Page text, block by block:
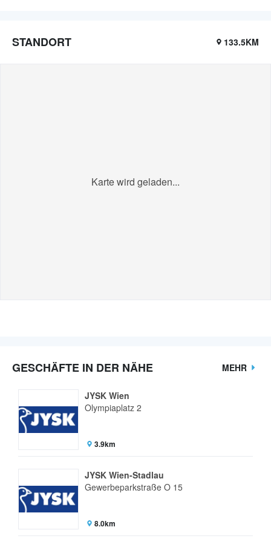
STANDORT 133.5KM
Karte wird geladen...
GESCHÄFTE IN DER NÄHE MEHR
JYSK Wien
Olympiaplatz 2
3.9km
JYSK Wien-Stadlau
Gewerbeparkstraße O 15
8.0km